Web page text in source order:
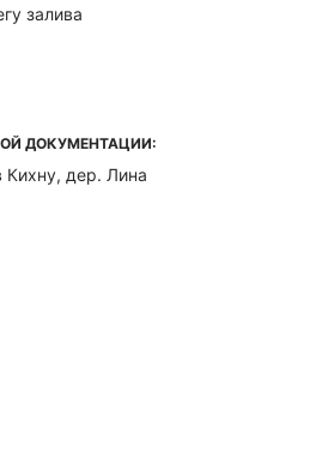
залива
ДОКУМЕНТАЦИИ:
Кихну, дер. Лина